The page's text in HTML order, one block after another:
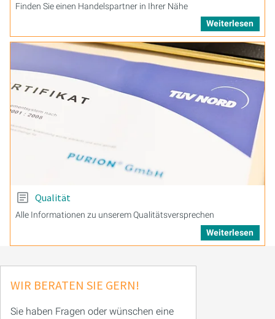
Finden Sie einen Handelspartner in Ihrer Nähe
Weiterlesen
Qualität
Alle Informationen zu unserem Qualitätsversprechen
Weiterlesen
WIR BERATEN SIE GERN!
Sie haben Fragen oder wünschen eine